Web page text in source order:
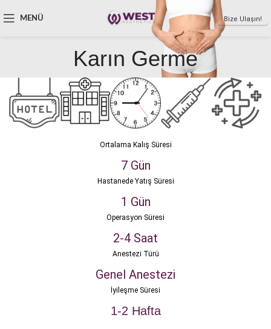
MENÜ Bize Ulaşın!
Karın Germe
Ortalama Kalış Süresi
7 Gün
Hastanede Yatış Süresi
1 Gün
Operasyon Süresi
2-4 Saat
Anestezi Türü
Genel Anestezi
İyileşme Süresi
1-2 Hafta